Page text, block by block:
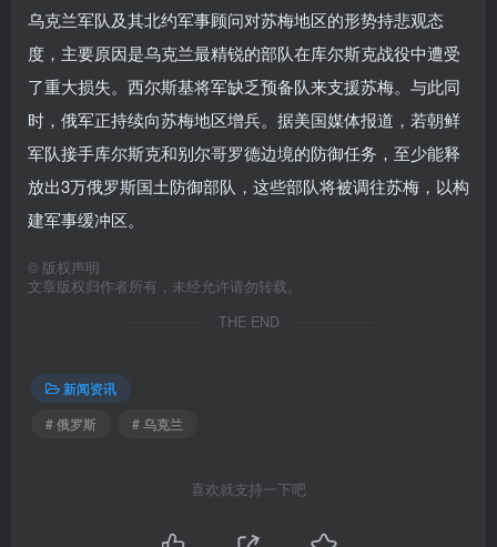
乌克兰军队及其北约军事顾问对苏梅地区的形势持悲观态
度，主要原因是乌克兰最精锐的部队在库尔斯克战役中遭受
了重大损失。西尔斯基将军缺乏预备队来支援苏梅。与此同
时，俄军正持续向苏梅地区增兵。据美国媒体报道，若朝鲜
军队接手库尔斯克和别尔哥罗德边境的防御任务，至少能释
放出3万俄罗斯国土防御部队，这些部队将被调往苏梅，以构
建军事缓冲区。
© 版权声明
文章版权归作者所有，未经允许请勿转载。
THE END
新闻资讯
# 俄罗斯
# 乌克兰
喜欢就支持一下吧